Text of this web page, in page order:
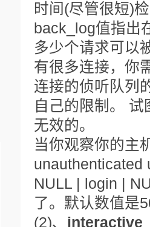
时间(尽管很短)
back_log值指出
多少个请求可以
有很多连接，你
连接的侦听队列
自己的限制。
无效的。
当你观察你的主
unauthenticated
NULL | login |
了。默认数值是
(2)、